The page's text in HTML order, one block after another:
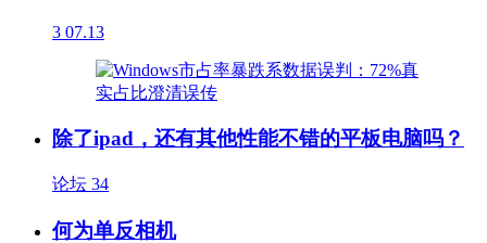
3 07.13
除了ipad，还有其他性能不错的平板电脑吗？
论坛 34
何为单反相机